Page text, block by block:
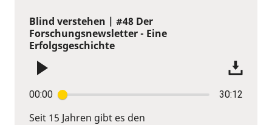
Blind verstehen | #48 Der
Forschungsnewsletter - Eine
Erfolgsgeschichte
00:00 30:12
Seit 15 Jahren gibt es den